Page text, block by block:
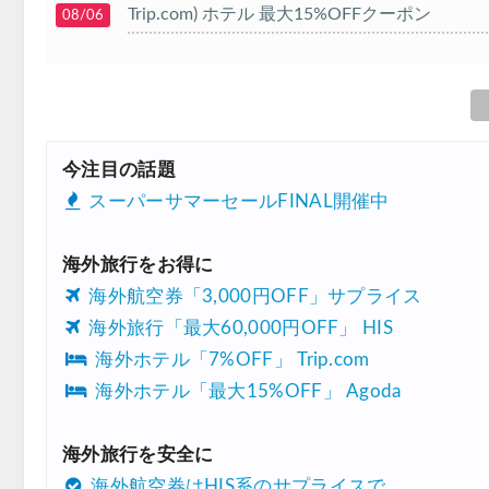
08/06 Trip.com) ホテル 最大15%OFFクーポン
楽天トラベル) 海外ツアー 最大20,000円OFF
HIS) 航空券/航空券+ホテル 最大30,000円CB
08/01 Trip.com) 海外ホテル2%OFFクーポン TRIP1
08/01 Trip.com) 海外航空券1%OFFクーポン TRIP2
07/27 Trip.com) タイ旅行 最大50%OFFセール
07/30 Trip.com) ホテル 1,500円OFFクーポン
07/30 楽天トラベル) 海外ツアー 最大10,000円OFFク
今注目の話題
スーパーサマーセールFINAL開催中
海外旅行をお得に
海外航空券「3,000円OFF」サプライス
海外旅行「最大60,000円OFF」 HIS
海外ホテル「7%OFF」 Trip.com
海外ホテル「最大15%OFF」 Agoda
海外旅行を安全に